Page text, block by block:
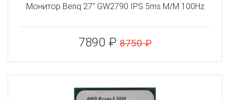
Монитор Benq 27" GW2790 IPS 5ms M/M 100Hz
7890 ₽ 8750 ₽